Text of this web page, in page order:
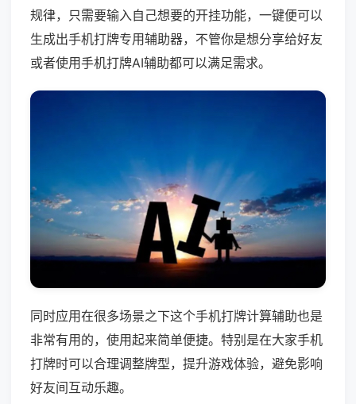
规律，只需要输入自己想要的开挂功能，一键便可以
生成出手机打牌专用辅助器，不管你是想分享给好友
或者使用手机打牌AI辅助都可以满足需求。
同时应用在很多场景之下这个手机打牌计算辅助也是
非常有用的，使用起来简单便捷。特别是在大家手机
打牌时可以合理调整牌型，提升游戏体验，避免影响
好友间互动乐趣。